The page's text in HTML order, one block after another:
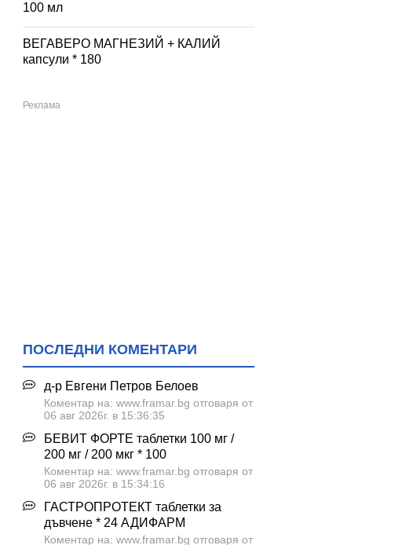
100 мл
ВЕГАВЕРО МАГНЕЗИЙ + КАЛИЙ
капсули * 180
ПОСЛЕДНИ КОМЕНТАРИ
д-р Евгени Петров Белоев
Коментар на: www.framar.bg отговаря от
06 авг 2026г. в 15:36:35
БЕВИТ ФОРТЕ таблетки 100 мг /
200 мг / 200 мкг * 100
Коментар на: www.framar.bg отговаря от
06 авг 2026г. в 15:34:16
ГАСТРОПРОТЕКТ таблетки за
дъвчене * 24 АДИФАРМ
Коментар на: www.framar.bg отговаря от